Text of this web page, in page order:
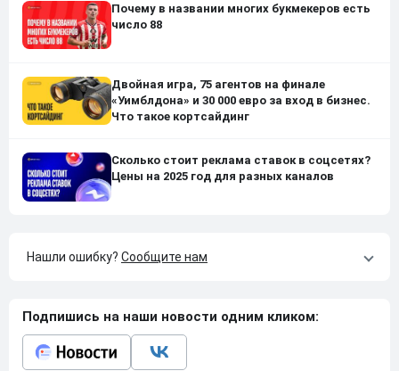
Почему в названии многих букмекеров есть
число 88
Двойная игра, 75 агентов на финале
«Уимблдона» и 30 000 евро за вход в бизнес.
Что такое кортсайдинг
Сколько стоит реклама ставок в соцсетях?
Цены на 2025 год для разных каналов
Нашли ошибку? Сообщите нам
Подпишись на наши новости одним кликом: